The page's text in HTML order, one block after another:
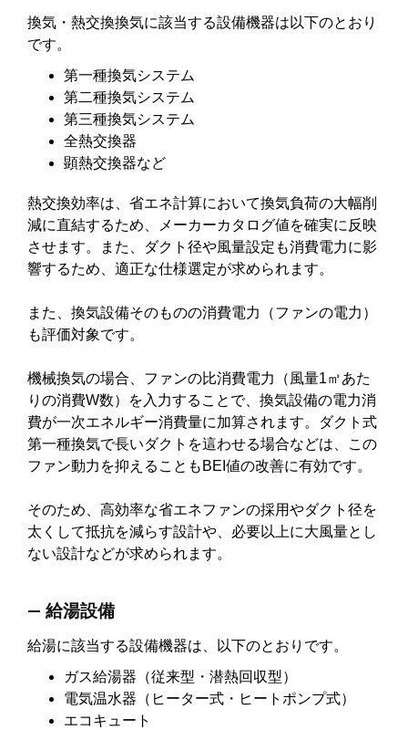
換気・熱交換換気に該当する設備機器は以下のとおり
です。
第一種換気システム
第二種換気システム
第三種換気システム
全熱交換器
顕熱交換器など
熱交換効率は、省エネ計算において換気負荷の大幅削
減に直結するため、メーカーカタログ値を確実に反映
させます。また、ダクト径や風量設定も消費電力に影
響するため、適正な仕様選定が求められます。
また、換気設備そのものの消費電力（ファンの電力）
も評価対象です。
機械換気の場合、ファンの比消費電力（風量1㎥あた
りの消費W数）を入力することで、換気設備の電力消
費が一次エネルギー消費量に加算されます。ダクト式
第一種換気で長いダクトを這わせる場合などは、この
ファン動力を抑えることもBEI値の改善に有効です。
そのため、高効率な省エネファンの採用やダクト径を
太くして抵抗を減らす設計や、必要以上に大風量とし
ない設計などが求められます。
― 給湯設備
給湯に該当する設備機器は、以下のとおりです。
ガス給湯器（従来型・潜熱回収型）
電気温水器（ヒーター式・ヒートポンプ式）
エコキュート